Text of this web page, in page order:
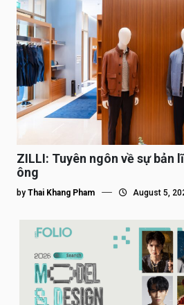
ZILLI: Tuyên ngôn về sự bản
ông
by Thai Khang Pham August 5,